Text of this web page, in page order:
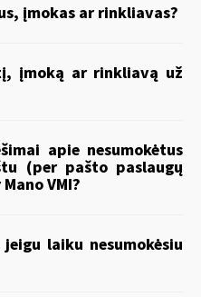
įmokas ar rinkliavas?
įmoką ar rinkliavą už
apie nesumokėtus
(per pašto paslaugų
VMI?
laiku nesumokėsiu